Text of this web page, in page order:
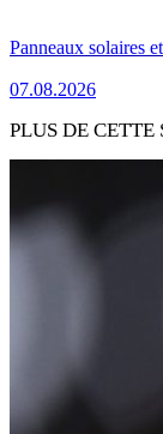
Panneaux solaires
07.08.2026
PLUS DE CETTE